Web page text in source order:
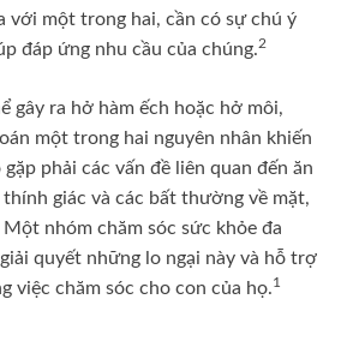
với một trong hai, cần có sự chú ý
đáp ứng nhu cầu của chúng.2
gây ra hở hàm ếch hoặc hở môi,
một trong hai nguyên nhân khiến
phải các vấn đề liên quan đến ăn
giác và các bất thường về mặt,
nhóm chăm sóc sức khỏe đa
quyết những lo ngại này và hỗ trợ
việc chăm sóc cho con của họ.1